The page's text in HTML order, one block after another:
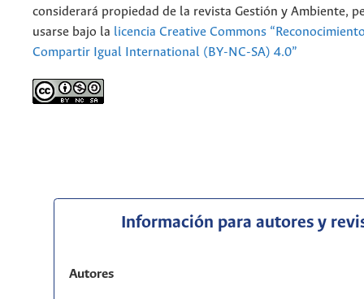
considerará propiedad de la revista Gestión y Ambiente,
usarse bajo la licencia Creative Commons
Compartir Igual International (BY-NC-SA) 4.0”
Información para autores y
Autores